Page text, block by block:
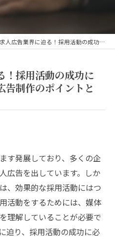
求人広告業界に迫る！採用活動の成功に必要な媒体選びと広告制作のポイントとは？
！採用活動の成功に
告制作のポイントと
す発展しており、多くの企
広告を出しています。しか
、効果的な採用活動にはつ
活動をするためには、媒体
理解していることが必要で
迫り、採用活動の成功に必